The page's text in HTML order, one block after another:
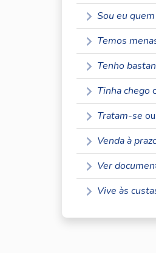
Sou eu
Temos
Tenho
Tinha chego
Tratam-se ou
Venda à
Ver
Vive às